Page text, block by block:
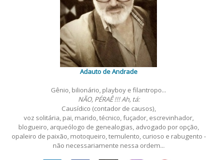
Adauto de Andrade
Gênio, bilionário, playboy e filantropo...
NÃO, PÉRAÊ !!! Ah, tá:
Causídico (contador de causos),
voz solitária, pai, marido, técnico, fuçador, escrevinhador,
blogueiro, arqueólogo de genealogias, advogado por opção,
opaleiro de paixão, motoqueiro, temulento, curioso e rabugento -
não necessariamente nessa ordem...